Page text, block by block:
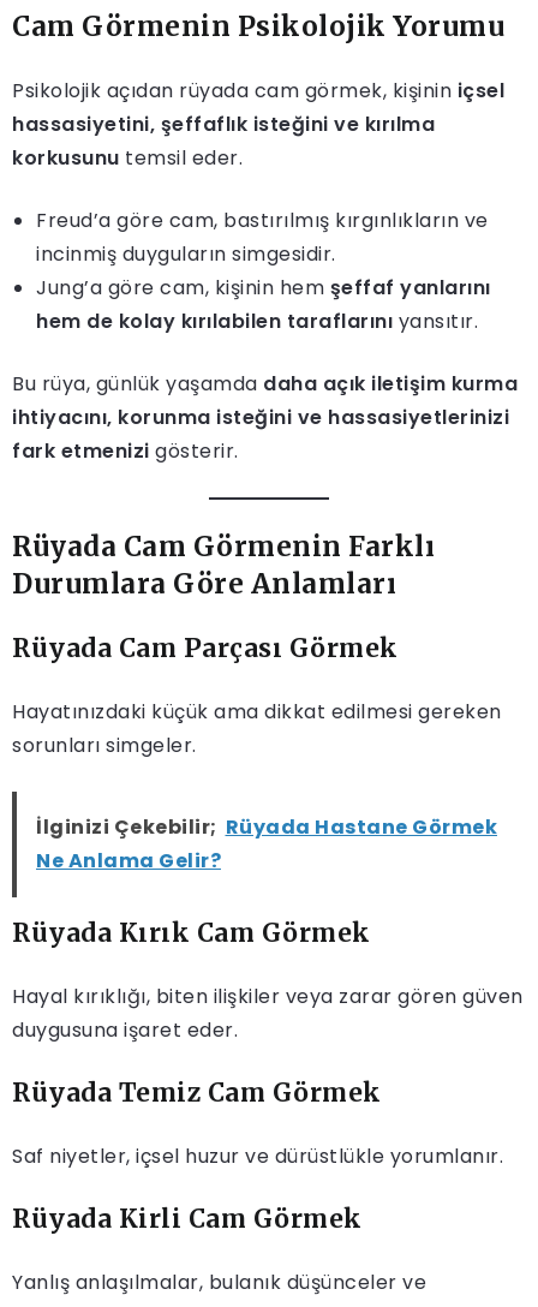
Cam Görmenin Psikolojik Yorumu
Psikolojik açıdan rüyada cam görmek, kişinin içsel
hassasiyetini, şeffaflık isteğini ve kırılma
korkusunu temsil eder.
Freud’a göre cam, bastırılmış kırgınlıkların ve
incinmiş duyguların simgesidir.
Jung’a göre cam, kişinin hem şeffaf yanlarını
hem de kolay kırılabilen taraflarını yansıtır.
Bu rüya, günlük yaşamda daha açık iletişim kurma
ihtiyacını, korunma isteğini ve hassasiyetlerinizi
fark etmenizi gösterir.
Rüyada Cam Görmenin Farklı
Durumlara Göre Anlamları
Rüyada Cam Parçası Görmek
Hayatınızdaki küçük ama dikkat edilmesi gereken
sorunları simgeler.
İlginizi Çekebilir; Rüyada Hastane Görmek
Ne Anlama Gelir?
Rüyada Kırık Cam Görmek
Hayal kırıklığı, biten ilişkiler veya zarar gören güven
duygusuna işaret eder.
Rüyada Temiz Cam Görmek
Saf niyetler, içsel huzur ve dürüstlükle yorumlanır.
Rüyada Kirli Cam Görmek
Yanlış anlaşılmalar, bulanık düşünceler ve